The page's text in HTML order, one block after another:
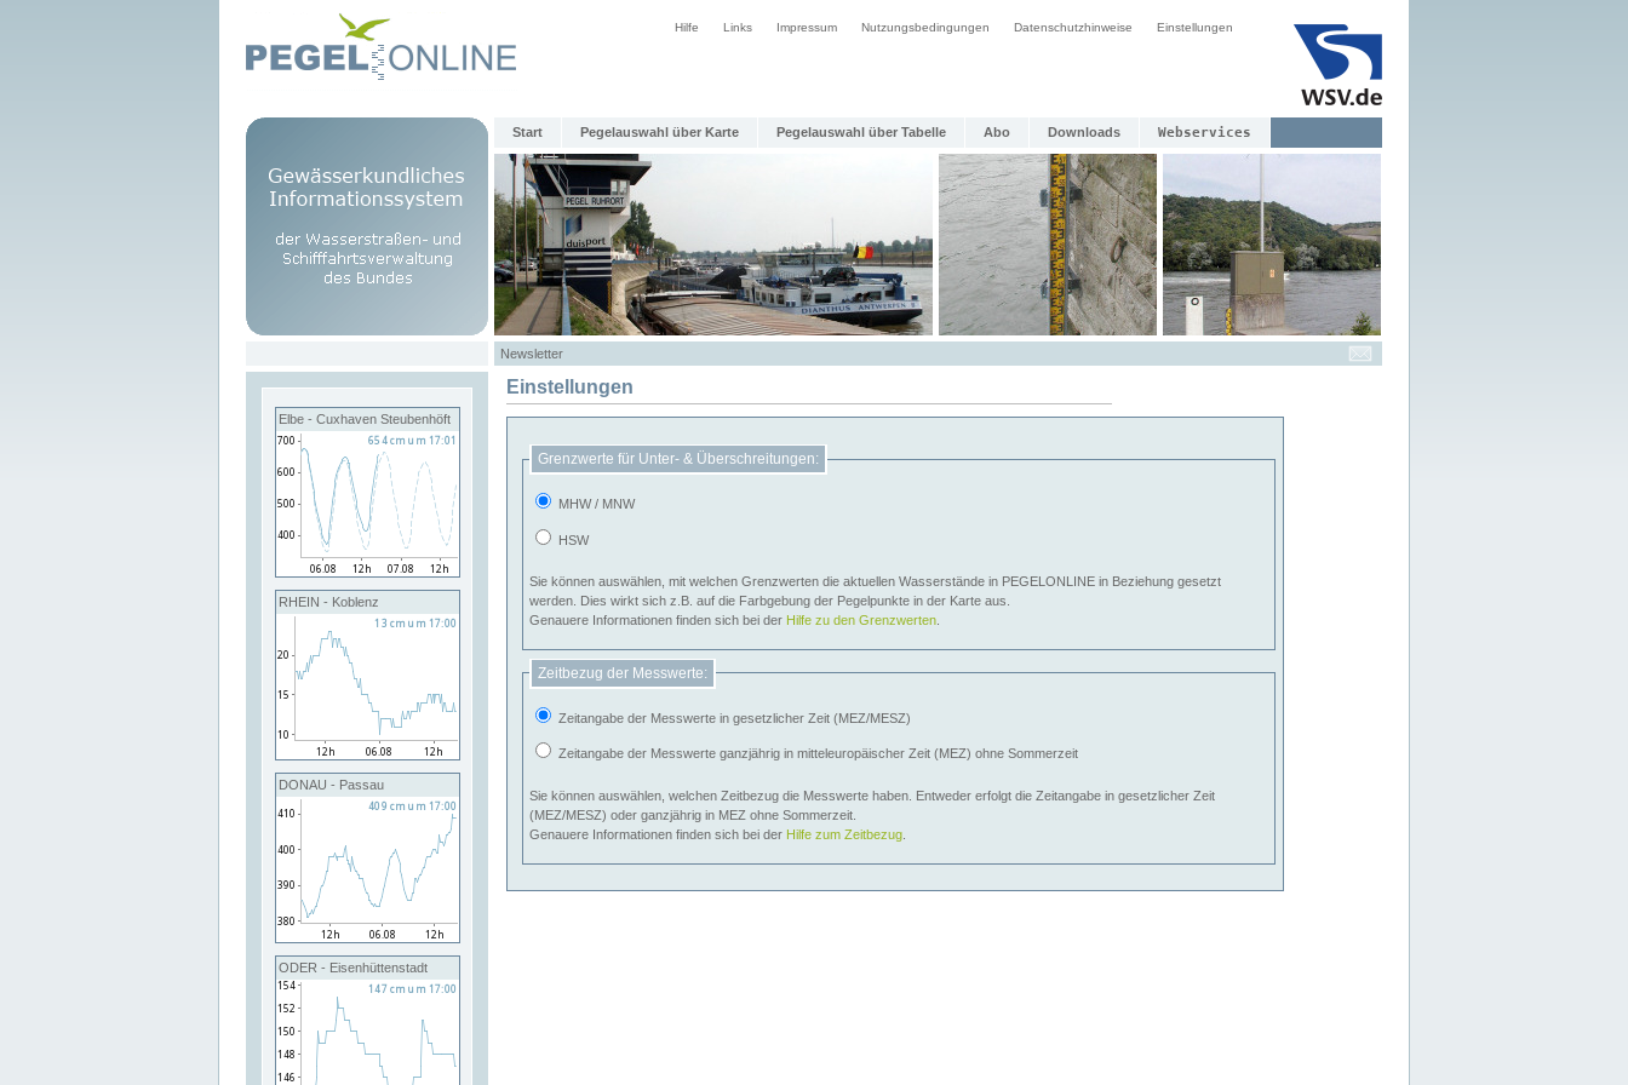
Hilfe Links Impressum Nutzungsbedingungen Datenschutzhinweise Einstellungen
Start Pegelauswahl über Karte Pegelauswahl über Tabelle Abo Downloads Webservices
Newsletter
Elbe - Cuxhaven Steubenhöft
RHEIN - Koblenz
DONAU - Passau
ODER - Eisenhüttenstadt
Einstellungen
Grenzwerte für Unter- & Überschreitungen:
MHW / MNW
HSW
Sie können auswählen, mit welchen Grenzwerten die aktuellen Wasserstände in PEGELONLINE in Beziehung gesetzt
werden. Dies wirkt sich z.B. auf die Farbgebung der Pegelpunkte in der Karte aus.
Genauere Informationen finden sich bei der Hilfe zu den Grenzwerten
Zeitbezug der Messwerte:
Zeitangabe der Messwerte in gesetzlicher Zeit (MEZ/MESZ)
Zeitangabe der Messwerte ganzjährig in mitteleuropäischer Zeit (MEZ) ohne Sommerzeit
Sie können auswählen, welchen Zeitbezug die Messwerte haben. Entweder erfolgt die Zeitangabe in gesetzlicher Zeit
(MEZ/MESZ) oder ganzjährig in MEZ ohne Sommerzeit.
Genauere Informationen finden sich bei der Hilfe zum Zeitbezug